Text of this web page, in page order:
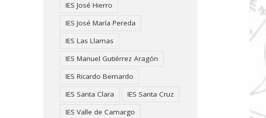
IES José Hierro
IES José María Pereda
IES Las Llamas
IES Manuel Gutiérrez Aragón
IES Ricardo Bernardo
IES Santa Clara
IES Santa Cruz
IES Valle de Camargo